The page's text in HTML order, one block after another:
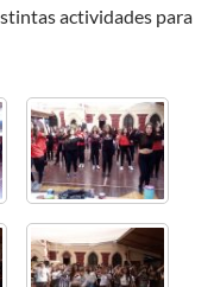
actividades para